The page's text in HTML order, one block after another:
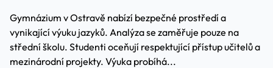
Gymnázium v Ostravě nabízí bezpečné prostředí a
vynikající výuku jazyků. Analýza se zaměřuje pouze na
střední školu. Studenti oceňují respektující přístup učitelů a
mezinárodní projekty. Výuka probíhá...